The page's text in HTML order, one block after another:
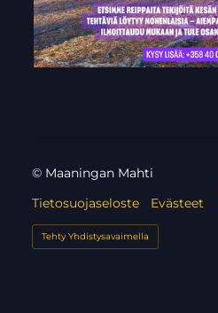
© Maaningan Mahti
Tietosuojaseloste
Evästeet
Tehty Yhdistysavaimella